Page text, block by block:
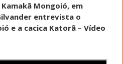
Mongoió, em
entrevista o
e a cacica Katorã – Vídeo